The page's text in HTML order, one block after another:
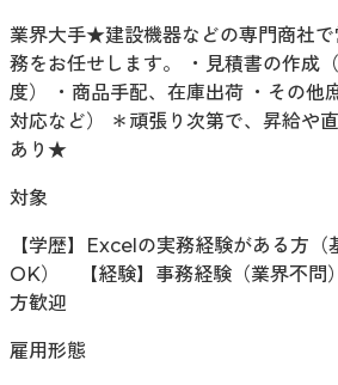
業界大手★建設機器などの専門商社
務をお任せします。 ・見積書の作成
度） ・商品手配、在庫出荷 ・その他
対応など） ＊頑張り次第で、昇給や
あり★
対象
【学歴】Excelの実務経験がある方
OK） 【経験】事務経験（業界不問
方歓迎
雇用形態